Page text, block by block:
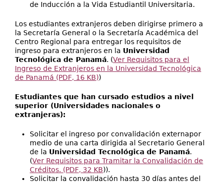
de Inducción a la Vida Estudiantil Universitaria.
Los estudiantes extranjeros deben dirigirse primero a
la Secretaría General o la Secretaría Académica del
Centro Regional para entregar los requisitos de
ingreso para extranjeros en la Universidad
Tecnológica de Panamá. (Ver Requisitos para el
Ingreso de Extranjeros en la Universidad Tecnológica
de Panamá (PDF, 16 KB))
Estudiantes que han cursado estudios a nivel
superior (Universidades nacionales o
extranjeras):
Solicitar el ingreso por convalidación externapor
medio de una carta dirigida al Secretario General
de la Universidad Tecnológica de Panamá.
(Ver Requisitos para Tramitar la Convalidación de
Créditos. (PDF, 32 KB)).
Solicitar la convalidación hasta 30 días antes del